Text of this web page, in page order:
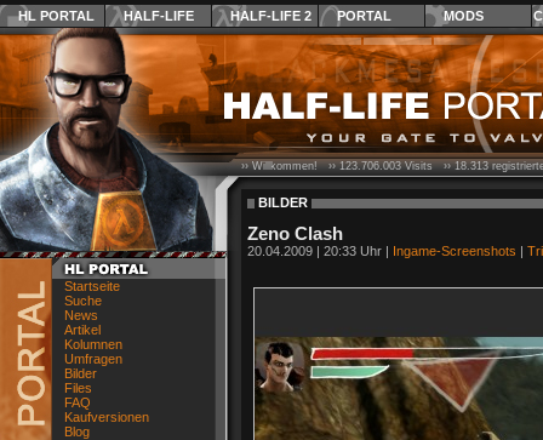
HL PORTAL HALF-LIFE HALF-LIFE 2 PORTAL MODS
Startseite
Suche
News
Artikel
Kolumnen
Umfragen
Bilder
Files
FAQ
Kaufversionen
Blog
›› Willkommen! ››123.706.003Visits ››18.313
BILDER
Zeno Clash
20.04.2009 | 20:33 Uhr | Ingame-Screenshots |